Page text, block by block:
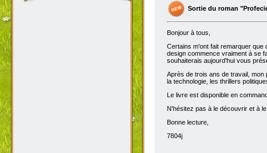
Sortie du roman
Bonjour à tous,
Certains m'ont fait remarquer que
design commence vraiment à se
souhaiterais aujourd'hui vous
Après de trois ans de travail,
la technologie, les thrillers
Le livre est disponible en
N'hésitez pas à le découvrir et à
Bonne lecture,
7804j